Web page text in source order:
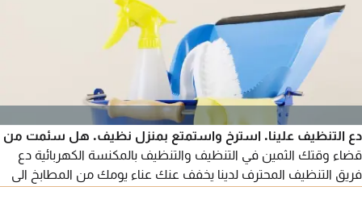
دع التنظيف علينا. استرخ واستمتع بمنزل نظيف. هل سئمت من
قضاء وقتك الثمين في التنظيف والتنظيف بالمكنسة الكهربائية دع
فريق التنظيف المحترف لدينا يخفف عنك عناء يومك من المطابخ الى